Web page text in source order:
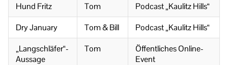
Hund Fritz
Tom
Podcast „Kaulitz Hills“
Dry January
Tom & Bill
Podcast „Kaulitz Hills“
„Langschläfer“-
Aussage
Tom
Öffentliches Online-
Event